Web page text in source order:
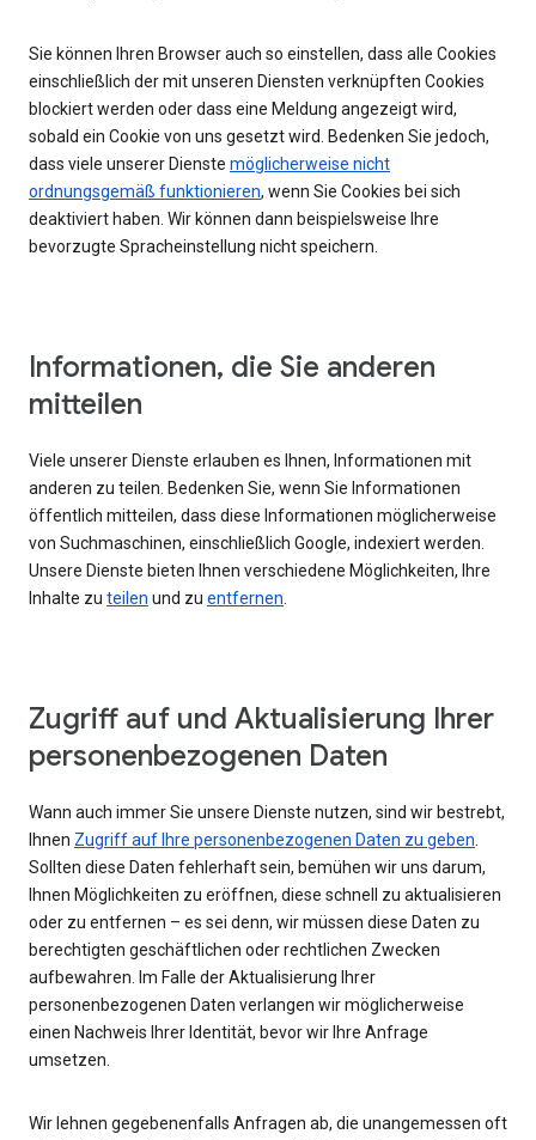
Sie können Ihren Browser auch so einstellen, dass alle Cookies
einschließlich der mit unseren Diensten verknüpften Cookies
blockiert werden oder dass eine Meldung angezeigt wird,
sobald ein Cookie von uns gesetzt wird. Bedenken Sie jedoch,
dass viele unserer Dienste möglicherweise nicht
ordnungsgemäß funktionieren, wenn Sie Cookies bei sich
deaktiviert haben. Wir können dann beispielsweise Ihre
bevorzugte Spracheinstellung nicht speichern.
Informationen, die Sie anderen
mitteilen
Viele unserer Dienste erlauben es Ihnen, Informationen mit
anderen zu teilen. Bedenken Sie, wenn Sie Informationen
öffentlich mitteilen, dass diese Informationen möglicherweise
von Suchmaschinen, einschließlich Google, indexiert werden.
Unsere Dienste bieten Ihnen verschiedene Möglichkeiten, Ihre
Inhalte zu teilen und zu entfernen.
Zugriff auf und Aktualisierung Ihrer
personenbezogenen Daten
Wann auch immer Sie unsere Dienste nutzen, sind wir bestrebt,
Ihnen Zugriff auf Ihre personenbezogenen Daten zu geben.
Sollten diese Daten fehlerhaft sein, bemühen wir uns darum,
Ihnen Möglichkeiten zu eröffnen, diese schnell zu aktualisieren
oder zu entfernen – es sei denn, wir müssen diese Daten zu
berechtigten geschäftlichen oder rechtlichen Zwecken
aufbewahren. Im Falle der Aktualisierung Ihrer
personenbezogenen Daten verlangen wir möglicherweise
einen Nachweis Ihrer Identität, bevor wir Ihre Anfrage
umsetzen.
Wir lehnen gegebenenfalls Anfragen ab, die unangemessen oft